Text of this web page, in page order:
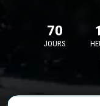
70
JOURS